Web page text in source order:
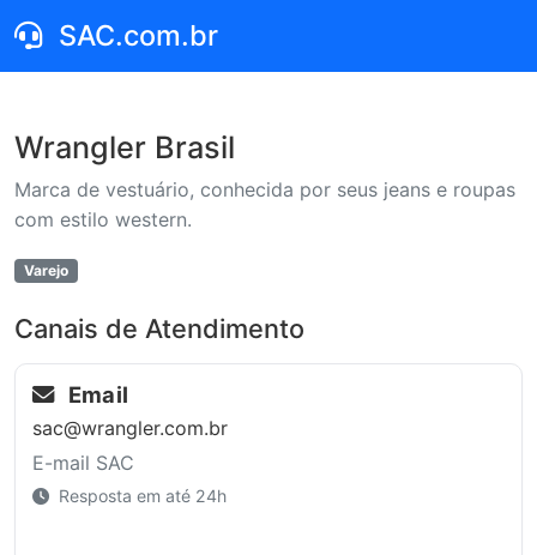
SAC.com.br
Wrangler Brasil
Marca de vestuário, conhecida por seus jeans e roupas
com estilo western.
Varejo
Canais de Atendimento
Email
sac@wrangler.com.br
E-mail SAC
Resposta em até 24h